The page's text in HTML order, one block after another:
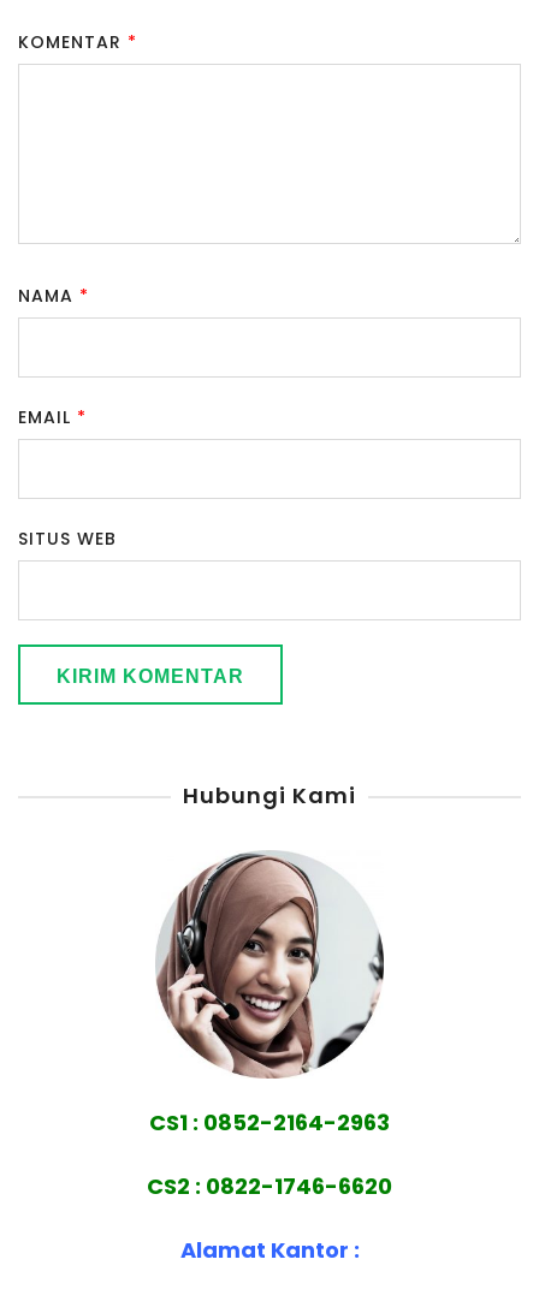
KOMENTAR *
NAMA *
EMAIL *
SITUS WEB
Hubungi Kami
CS1 : 0852-2164-2963
CS2 : 0822-1746-6620
Alamat Kantor :